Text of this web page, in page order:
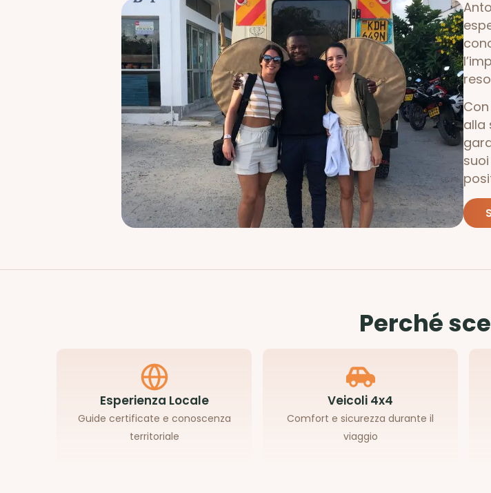
alla
Perché
Esperienza Locale
Guide certificate e conoscenza
territoriale
Veicoli 4x4
Comfort e sicurezza durante il
viaggio